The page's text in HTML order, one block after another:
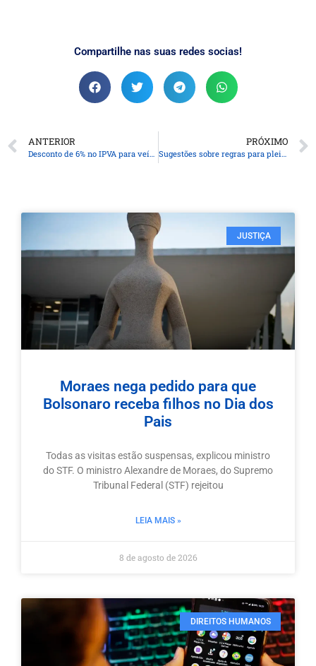
Compartilhe nas suas redes socias!
ANTERIOR
Desconto de 6% no IPVA para veículos com final de placa 5 e 6 termina nesta sexta-feira
PRÓXIMO
Sugestões sobre regras para pleito municipal podem ser feitas até hoje
JUSTIÇA
Moraes nega pedido para que
Bolsonaro receba filhos no Dia dos
Pais
Todas as visitas estão suspensas, explicou ministro
do STF. O ministro Alexandre de Moraes, do Supremo
Tribunal Federal (STF) rejeitou
LEIA MAIS »
8 de agosto de 2026
DIREITOS HUMANOS